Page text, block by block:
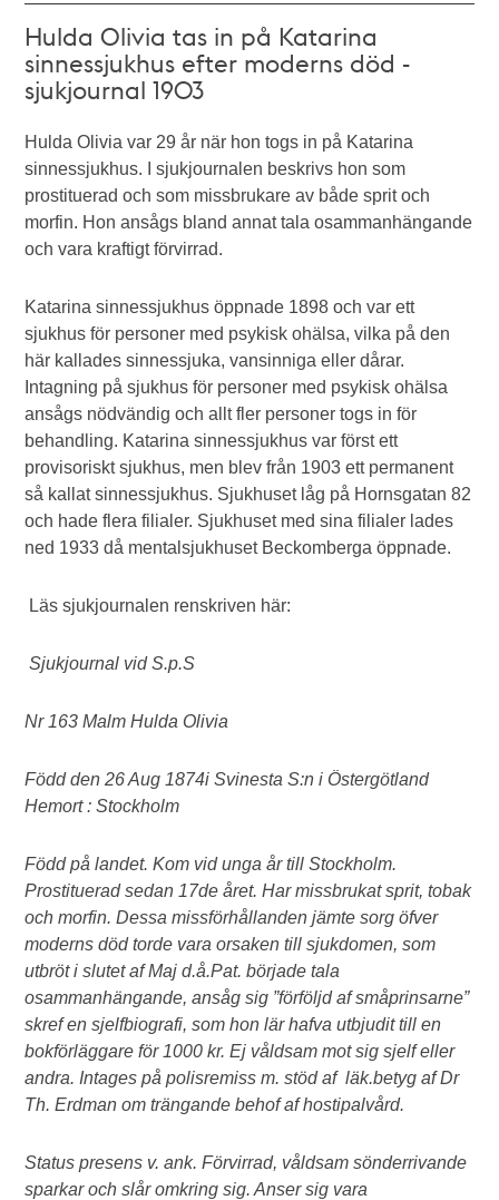
Hulda Olivia tas in på Katarina
sinnessjukhus efter moderns död -
sjukjournal 1903
Hulda Olivia var 29 år när hon togs in på Katarina
sinnessjukhus. I sjukjournalen beskrivs hon som
prostituerad och som missbrukare av både sprit och
morfin. Hon ansågs bland annat tala osammanhängande
och vara kraftigt förvirrad.
Katarina sinnessjukhus öppnade 1898 och var ett
sjukhus för personer med psykisk ohälsa, vilka på den
här kallades sinnessjuka, vansinniga eller dårar.
Intagning på sjukhus för personer med psykisk ohälsa
ansågs nödvändig och allt fler personer togs in för
behandling. Katarina sinnessjukhus var först ett
provisoriskt sjukhus, men blev från 1903 ett permanent
så kallat sinnessjukhus. Sjukhuset låg på Hornsgatan 82
och hade flera filialer. Sjukhuset med sina filialer lades
ned 1933 då mentalsjukhuset Beckomberga öppnade.
Läs sjukjournalen renskriven här:
Sjukjournal vid S.p.S
Nr 163 Malm Hulda Olivia
Född den 26 Aug 1874i Svinesta S:n i Östergötland
Hemort : Stockholm
Född på landet. Kom vid unga år till Stockholm.
Prostituerad sedan 17de året. Har missbrukat sprit, tobak
och morfin. Dessa missförhållanden jämte sorg öfver
moderns död torde vara orsaken till sjukdomen, som
utbröt i slutet af Maj d.å.Pat. började tala
osammanhängande, ansåg sig ”förföljd af småprinsarne”
skref en sjelfbiografi, som hon lär hafva utbjudit till en
bokförläggare för 1000 kr. Ej våldsam mot sig sjelf eller
andra. Intages på polisremiss m. stöd af läk.betyg af Dr
Th. Erdman om trängande behof af hostipalvård.
Status presens v. ank. Förvirrad, våldsam sönderrivande
sparkar och slår omkring sig. Anser sig vara